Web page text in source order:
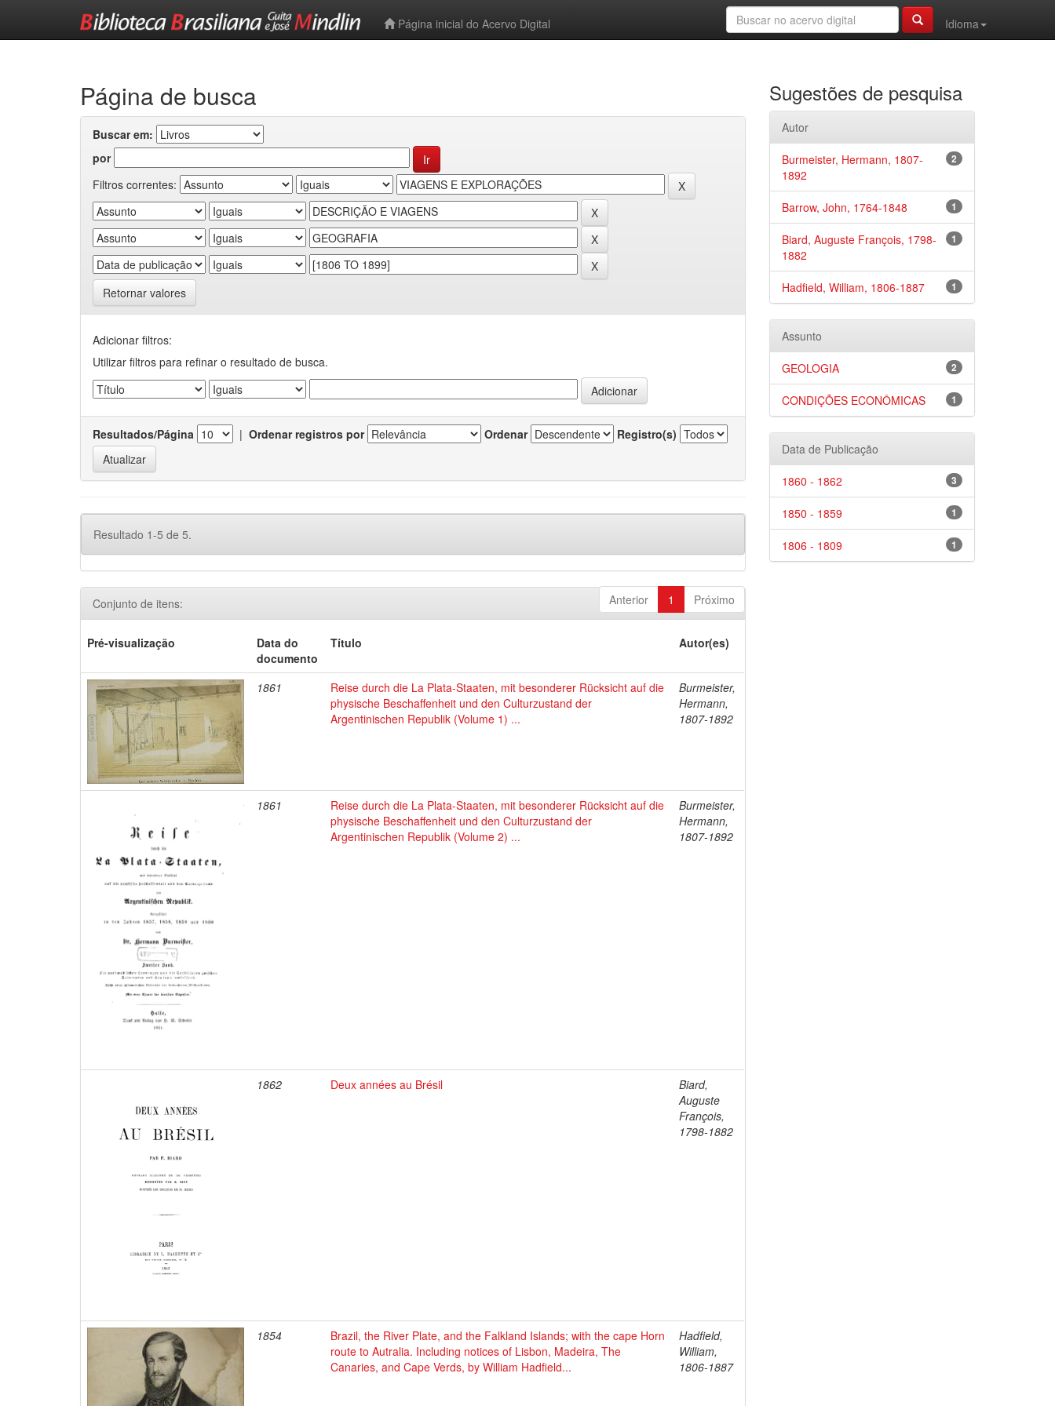
Página inicial do Acervo Digital
Idioma
Página de busca
Buscar em:
por
Filtros correntes:
Retornar valores
Adicionar filtros:
Utilizar filtros para refinar o resultado de busca.
Resultados/Página | Ordenar registros por Ordenar Registro(s)
Resultado 1-5 de 5.
Anterior 1 Próximo
Conjunto de itens:
Pré-visualização
Data do
documento
Título Autor(es)
1861
Reise durch die La Plata-Staaten, mit besonderer Rücksicht auf die
physische Beschaffenheit und den Culturzustand der
Argentinischen Republik (Volume 1) ...
Burmeister,
Hermann,
1807-1892
1861
Reise durch die La Plata-Staaten, mit besonderer Rücksicht auf die
physische Beschaffenheit und den Culturzustand der
Argentinischen Republik (Volume 2) ...
Burmeister,
Hermann,
1807-1892
1862 Deux années au Brésil
Biard,
Auguste
François,
1798-1882
1854
Brazil, the River Plate, and the Falkland Islands; with the cape Horn
route to Autralia. Including notices of Lisbon, Madeira, The
Canaries, and Cape Verds, by William Hadfield...
Hadfield,
William,
1806-1887
Sugestões de pesquisa
Autor
2
Burmeister, Hermann, 1807-
1892
1
Barrow, John, 1764-1848
1
Biard, Auguste François, 1798-
1882
1
Hadfield, William, 1806-1887
Assunto
2
GEOLOGIA
1
CONDIÇÕES ECONÔMICAS
Data de Publicação
3
1860 - 1862
1
1850 - 1859
1
1806 - 1809